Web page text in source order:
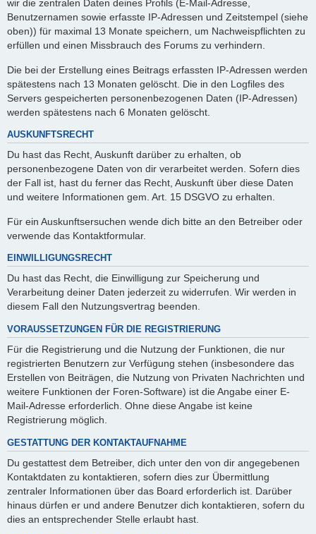
wir die zentralen Daten deines Profils (E-Mail-Adresse,
Benutzernamen sowie erfasste IP-Adressen und Zeitstempel (siehe
oben)) für maximal 13 Monate speichern, um Nachweispflichten zu
erfüllen und einen Missbrauch des Forums zu verhindern.
Die bei der Erstellung eines Beitrags erfassten IP-Adressen werden
spätestens nach 13 Monaten gelöscht. Die in den Logfiles des
Servers gespeicherten personenbezogenen Daten (IP-Adressen)
werden spätestens nach 6 Monaten gelöscht.
AUSKUNFTSRECHT
Du hast das Recht, Auskunft darüber zu erhalten, ob
personenbezogene Daten von dir verarbeitet werden. Sofern dies
der Fall ist, hast du ferner das Recht, Auskunft über diese Daten
und weitere Informationen gem. Art. 15 DSGVO zu erhalten.
Für ein Auskunftsersuchen wende dich bitte an den Betreiber oder
verwende das Kontaktformular.
EINWILLIGUNGSRECHT
Du hast das Recht, die Einwilligung zur Speicherung und
Verarbeitung deiner Daten jederzeit zu widerrufen. Wir werden in
diesem Fall den Nutzungsvertrag beenden.
VORAUSSETZUNGEN FÜR DIE REGISTRIERUNG
Für die Registrierung und die Nutzung der Funktionen, die nur
registrierten Benutzern zur Verfügung stehen (insbesondere das
Erstellen von Beiträgen, die Nutzung von Privaten Nachrichten und
weitere Funktionen der Foren-Software) ist die Angabe einer E-
Mail-Adresse erforderlich. Ohne diese Angabe ist keine
Registrierung möglich.
GESTATTUNG DER KONTAKTAUFNAHME
Du gestattest dem Betreiber, dich unter den von dir angegebenen
Kontaktdaten zu kontaktieren, sofern dies zur Übermittlung
zentraler Informationen über das Board erforderlich ist. Darüber
hinaus dürfen er und andere Benutzer dich kontaktieren, sofern du
dies an entsprechender Stelle erlaubt hast.